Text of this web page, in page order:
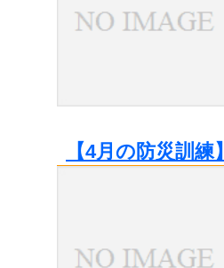
【4月の防災訓練】